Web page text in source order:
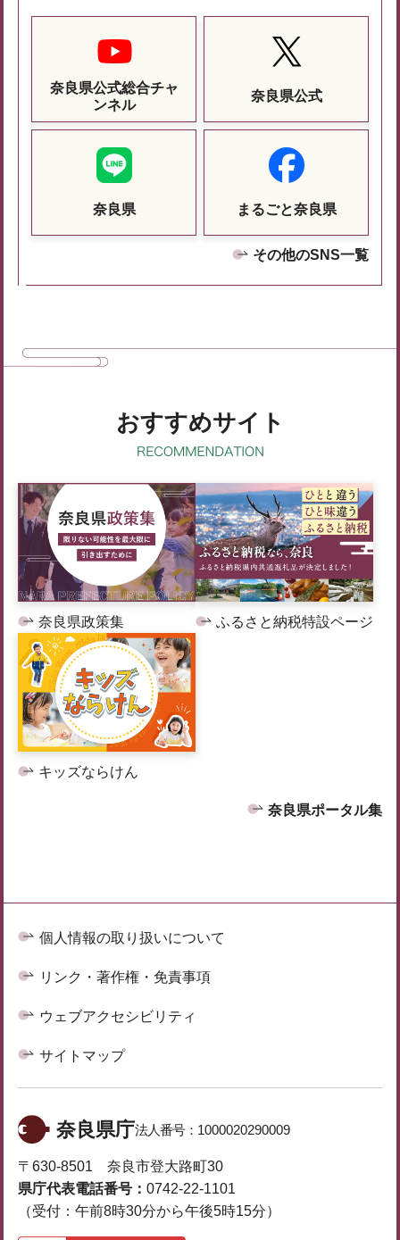
奈良県公式総合チャ
ンネル
奈良県公式
奈良県 まるごと奈良県
その他のSNS一覧
おすすめサイト
奈良県政策集 ふるさと納税特設ページ
キッズならけん
奈良県ポータル集
個人情報の取り扱いについて
リンク・著作権・免責事項
ウェブアクセシビリティ
サイトマップ
奈良県庁法人番号： 1000020290009
〒630-8501 奈良市登大路町30
県庁代表電話番号： 0742-22-1101
（受付：午前8時30分から午後5時15分）